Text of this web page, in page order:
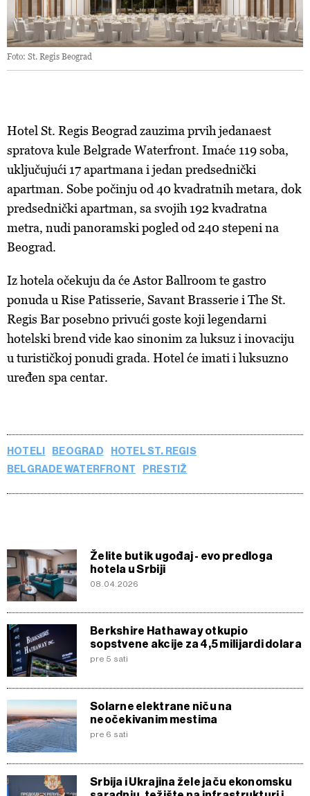
Foto: St. Regis Beograd
Hotel St. Regis Beograd zauzima prvih jedanaest
spratova kule Belgrade Waterfront. Imaće 119 soba,
uključujući 17 apartmana i jedan predsednički
apartman. Sobe počinju od 40 kvadratnih metara, dok
predsednički apartman, sa svojih 192 kvadratna
metra, nudi panoramski pogled od 240 stepeni na
Beograd.
Iz hotela očekuju da će Astor Ballroom te gastro
ponuda u Rise Patisserie, Savant Brasserie i The St.
Regis Bar posebno privući goste koji legendarni
hotelski brend vide kao sinonim za luksuz i inovaciju
u turističkoj ponudi grada. Hotel će imati i luksuzno
uređen spa centar.
HOTELI BEOGRAD
HOTEL ST. REGIS
BELGRADE WATERFRONT
PRESTIŽ
Želite butik ugođaj - evo predloga
hotela u Srbiji
08.04.2026
Berkshire Hathaway otkupio
sopstvene akcije za 4,5 milijardi dolara
pre 5 sati
Solarne elektrane niču na
neočekivanim mestima
pre 6 sati
Srbija i Ukrajina žele jaču ekonomsku